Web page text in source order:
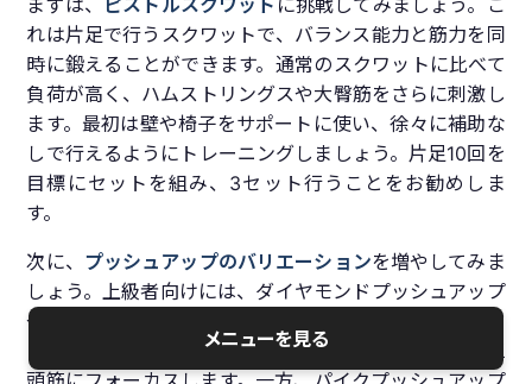
まずは、 ピストルスクワット に挑戦してみましょう。こ
れは片足で行うスクワットで、バランス能力と筋力を同
時に鍛えることができます。通常のスクワットに比べて
負荷が高く、ハムストリングスや大臀筋をさらに刺激し
ます。最初は壁や椅子をサポートに使い、徐々に補助な
しで行えるようにトレーニングしましょう。片足10回を
目標にセットを組み、3セット行うことをお勧めしま
す。
次に、 プッシュアップのバリエーションを増やしてみま
しょう。上級者向けには、ダイヤモンドプッシュアップ
やパイクプッシュアップがおすすめです。ダイヤモンド
プッシュアップは手をダイヤモンド形に配置し、上腕三
メニューを見る